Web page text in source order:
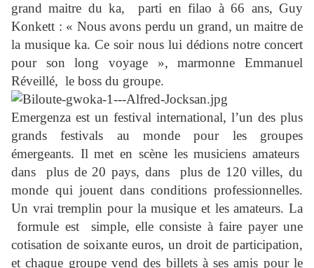
grand maitre du ka, parti en filao à 66 ans, Guy
Konkett : « Nous avons perdu un grand, un maitre de
la musique ka. Ce soir nous lui dédions notre concert
pour son long voyage », marmonne Emmanuel
Réveillé, le boss du groupe.
Emergenza est un festival international, l’un des plus
grands festivals au monde pour les groupes
émergeants. Il met en scène les musiciens amateurs
dans plus de 20 pays, dans plus de 120 villes, du
monde qui jouent dans conditions professionnelles.
Un vrai tremplin pour la musique et les amateurs. La
formule est simple, elle consiste à faire payer une
cotisation de soixante euros, un droit de participation,
et chaque groupe vend des billets à ses amis pour le